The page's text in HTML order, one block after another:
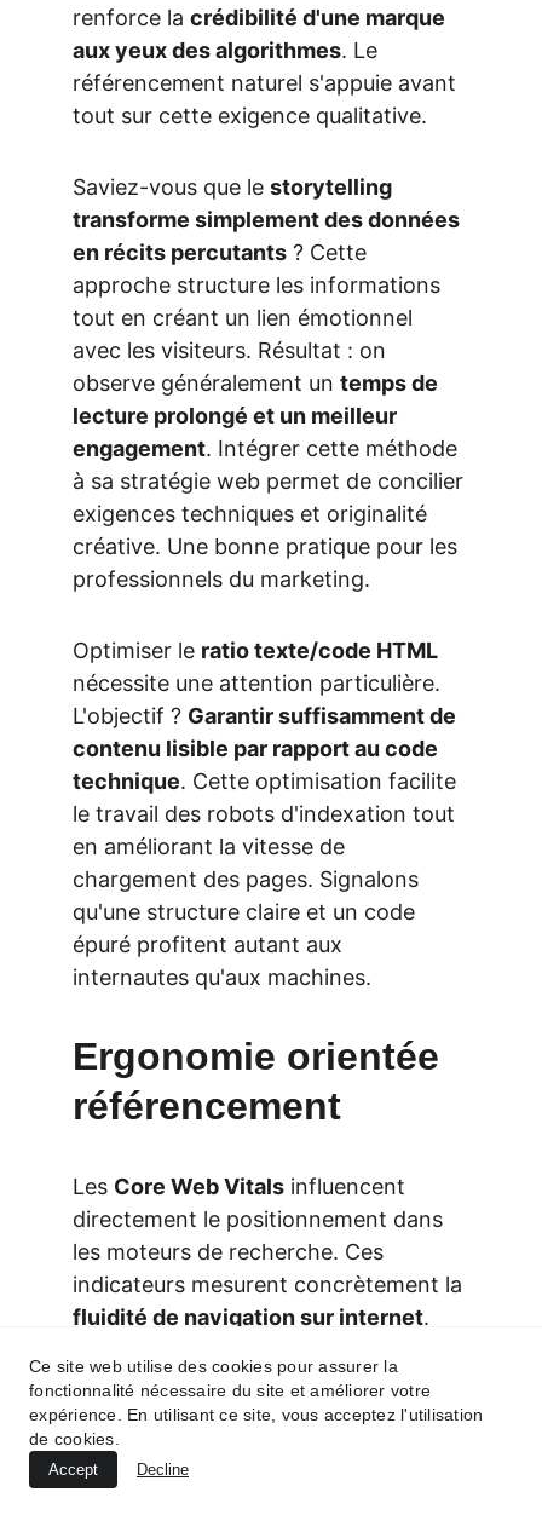
renforce la crédibilité d'une marque
aux yeux des algorithmes. Le
référencement naturel s'appuie avant
tout sur cette exigence qualitative.
Saviez-vous que le storytelling
transforme simplement des données
en récits percutants ? Cette
approche structure les informations
tout en créant un lien émotionnel
avec les visiteurs. Résultat : on
observe généralement un temps de
lecture prolongé et un meilleur
engagement. Intégrer cette méthode
à sa stratégie web permet de concilier
exigences techniques et originalité
créative. Une bonne pratique pour les
professionnels du marketing.
Optimiser le ratio texte/code HTML
nécessite une attention particulière.
L'objectif ? Garantir suffisamment de
contenu lisible par rapport au code
technique. Cette optimisation facilite
le travail des robots d'indexation tout
en améliorant la vitesse de
chargement des pages. Signalons
qu'une structure claire et un code
épuré profitent autant aux
internautes qu'aux machines.
Ergonomie orientée
référencement
Les Core Web Vitals influencent
directement le positionnement dans
les moteurs de recherche. Ces
indicateurs mesurent concrètement la
fluidité de navigation sur internet.
aspect technique incontournable pour
tout site ambitieux.
Une
Ce site web utilise des cookies pour assurer la
fonctionnalité nécessaire du site et améliorer votre
expérience. En utilisant ce site, vous acceptez l'utilisation
de cookies.
Accept Decline